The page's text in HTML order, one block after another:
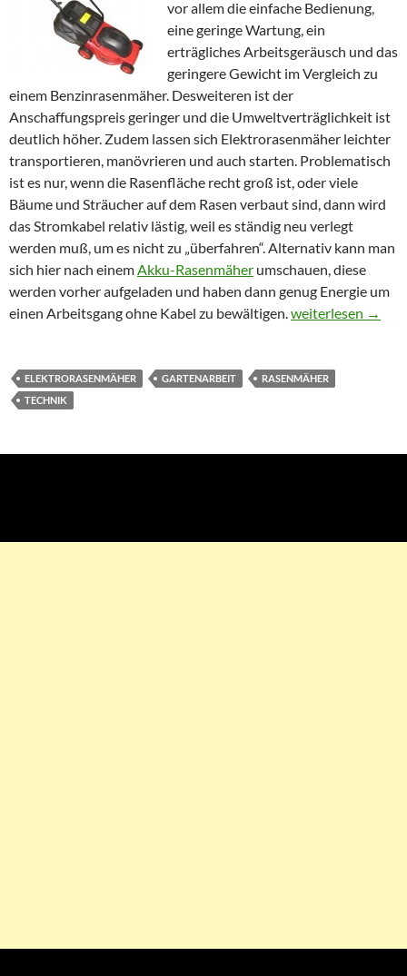
vor allem die einfache Bedienung,
eine geringe Wartung, ein
erträgliches Arbeitsgeräusch und das
geringere Gewicht im Vergleich zu
einem Benzinrasenmäher. Desweiteren ist der
Anschaffungspreis geringer und die Umweltverträglichkeit ist
deutlich höher. Zudem lassen sich Elektrorasenmäher leichter
transportieren, manövrieren und auch starten. Problematisch
ist es nur, wenn die Rasenfläche recht groß ist, oder viele
Bäume und Sträucher auf dem Rasen verbaut sind, dann wird
das Stromkabel relativ lästig, weil es ständig neu verlegt
werden muß, um es nicht zu „überfahren“. Alternativ kann man
sich hier nach einemAkku-Rasenmäher umschauen, diese
werden vorher aufgeladen und haben dann genug Energie um
einen Arbeitsgang ohne Kabel zu bewältigen.weiterlesen →
ELEKTRORASENMÄHER GARTENARBEIT
RASENMÄHER
TECHNIK